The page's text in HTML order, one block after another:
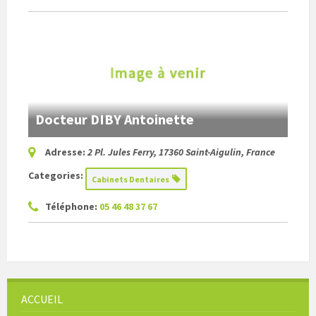
Docteur DIBY Antoinette
Adresse: 2 Pl. Jules Ferry, 17360 Saint-Aigulin, France
Categories:
Cabinets Dentaires
Téléphone: 05 46 48 37 67
ACCUEIL